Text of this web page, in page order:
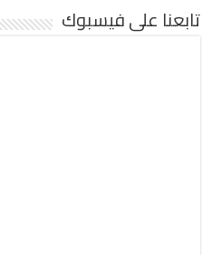
تابعنا على فيسبوك